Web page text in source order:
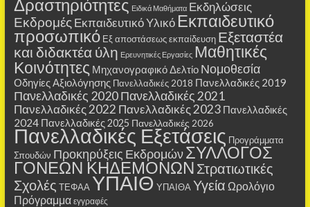
Δραστηριότητες Ειδικά Μαθήματα Εκδηλώσεις
Εκδρομές Εκπαιδευτικό Υλικό Εκπαιδευτικό
προσωπικό Εξ αποστάσεως εκπαίδευση Εξεταστέα
και διδακτέα ύλη Ερευνητικές Εργασίες Μαθητικές
Κοινότητες Μηχανογραφικό Δελτίο Νομοθεσία
Οδηγίες Αξιολόγησης Πανελλαδικές 2018 Πανελλαδικές 2019
Πανελλαδικές 2020 Πανελλαδικές 2021
Πανελλαδικές 2022 Πανελλαδικές 2023 Πανελλαδικές
2024 Πανελλαδικές 2025 Πανελλαδικές 2026
Πανελλαδικές Εξετάσεις Προγράμματα
Σπουδών Προκηρύξεις ΕκδρομώνΣΥΛΛΟΓΟΣ
ΓΟΝΕΩΝ ΚΗΔΕΜΟΝΩΝ Στρατιωτικές
Σχολές ΤΕΦΑΑ ΥΠΑΙΘ ΥΠΑΙΘΑ Υγεία Ωρολόγιο
Πρόγραμμα εγγραφές